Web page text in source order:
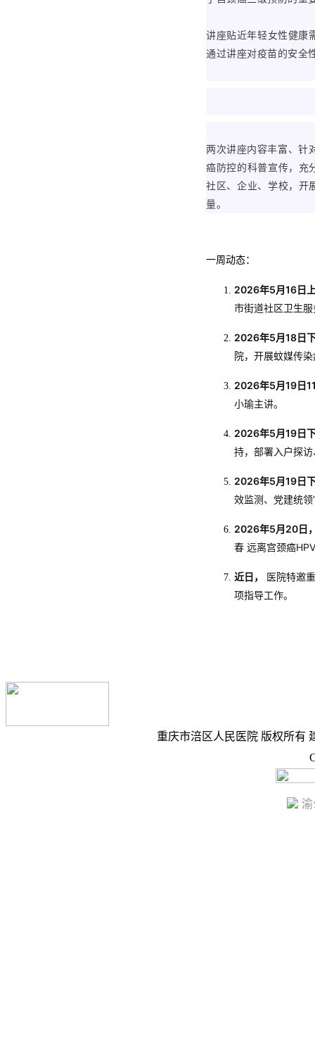
讲座贴近年轻女性健康
通过讲座对疫苗的安全
两次讲座内容丰富、针
癌防控的科普宣传，充
社区、企业、学校，开
量。
一周动态：
2026年5月16日
市街道社区卫生
2026年5月18日
院，开展蚊媒传
2026年5月19日
小瑜主讲。
2026年5月19日
持，部署入户探
2026年5月19日
效监测、党建统
2026年5月20日
春 远离宫颈癌
近日，
医院特邀
项指导工作。
重庆市涪区人民医院 版权所有
渝